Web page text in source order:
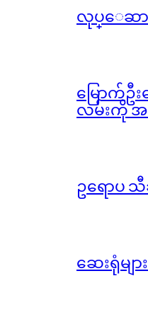
လုပ္ေဆာင္
မြောက်ဦ
လမ်းကို အ
ဥရောပ
ဆေးရုံမ